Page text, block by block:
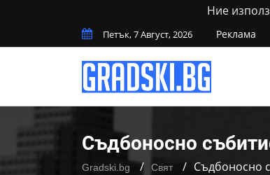
Ние
Петък, 7 Август, 2026 Реклама
Съдбоносно
Gradski.bg Свят Съдбоносно